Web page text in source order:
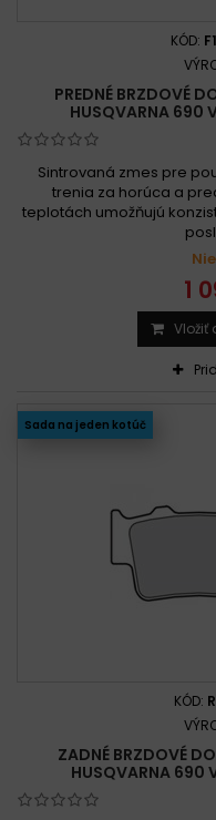
KÓD:
PREDNÉ BRZDOVÉ
HUSQVARNA 690
Sintrovaná zmes pre
trenia za horúca a
teplotách umožňujú
1
Vložiť
Sada na jeden kotúč
KÓD:
ZADNÉ BRZDOVÉ
HUSQVARNA 690